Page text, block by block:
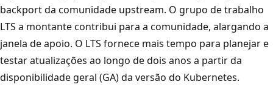
backport da comunidade upstream. O grupo de trabalho
LTS a montante contribui para a comunidade, alargando a
janela de apoio. O LTS fornece mais tempo para planejar e
testar atualizações ao longo de dois anos a partir da
disponibilidade geral (GA) da versão do Kubernetes.